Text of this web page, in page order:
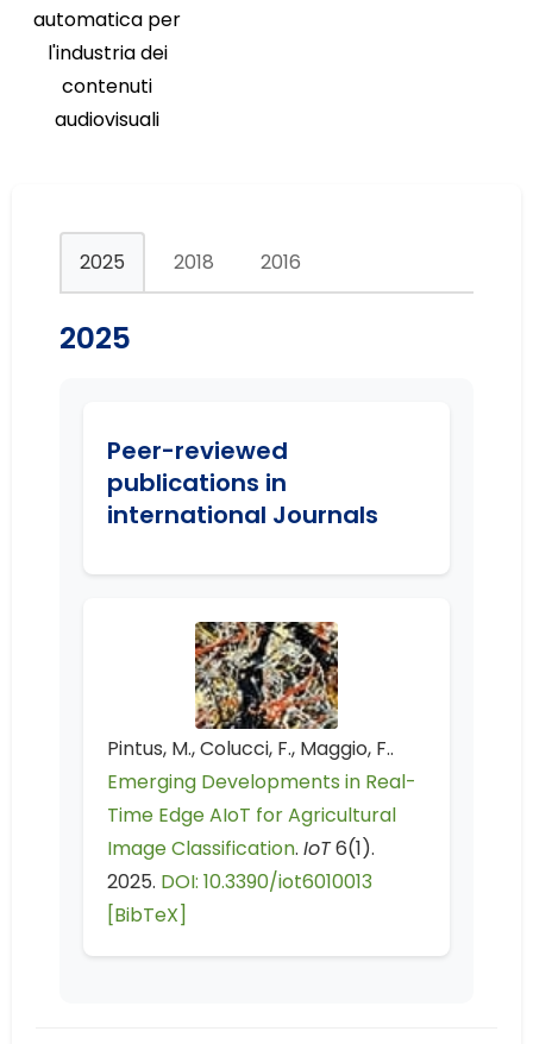
automatica per
l'industria dei
contenuti
audiovisuali
2025 2018 2016
2025
Peer-reviewed
publications in
international Journals
Pintus, M., Colucci, F., Maggio, F..
Emerging Developments in Real-
Time Edge AIoT for Agricultural
Image Classification. IoT6(1).
2025. DOI: 10.3390/iot6010013
[BibTeX]